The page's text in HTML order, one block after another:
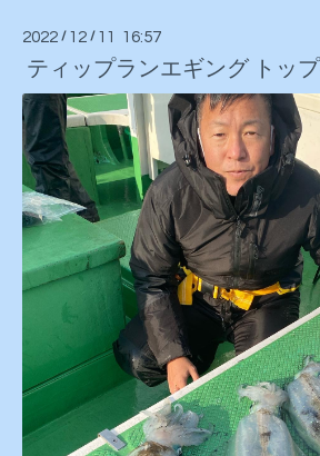
2022 / 12 / 11 16:57
ティップランエギング トッ